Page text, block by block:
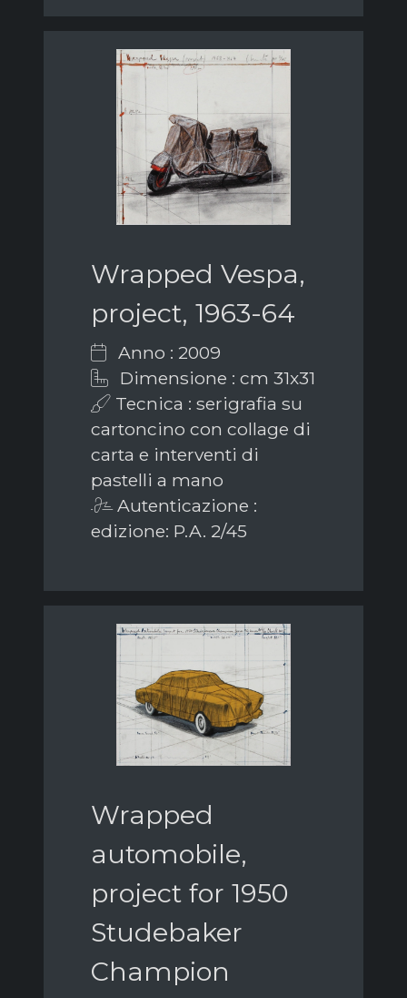
Wrapped Vespa,
project, 1963-64
Anno : 2009
Dimensione : cm 31x31
Tecnica : serigrafia su
cartoncino con collage di
carta e interventi di
pastelli a mano
Autenticazione :
edizione: P.A. 2/45
Wrapped
automobile,
project for 1950
Studebaker
Champion